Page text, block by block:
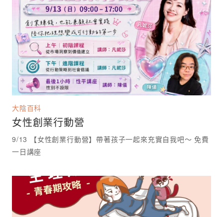
大陰百科
女性創業行動營
9/13 【女性創業行動營】帶著孩子一起來充實自我吧～ 免費